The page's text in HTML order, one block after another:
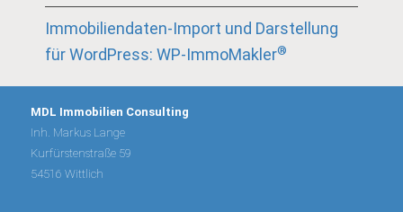
Immobiliendaten-Import und Darstellung
für WordPress: WP-ImmoMakler®
MDL Immobilien Consulting
Inh. Markus Lange
Kurfürstenstraße 59
54516 Wittlich